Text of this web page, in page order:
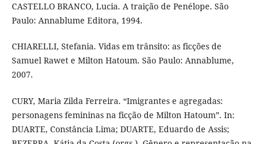
CASTELLO BRANCO, Lucia. A traição de Penélope. São
Paulo: Annablume Editora, 1994.
CHIARELLI, Stefania. Vidas em trânsito: as ficções de
Samuel Rawet e Milton Hatoum. São Paulo: Annablume,
2007.
CURY, Maria Zilda Ferreira. “Imigrantes e agregadas:
personagens femininas na ficção de Milton Hatoum”. In:
DUARTE, Constância Lima; DUARTE, Eduardo de Assis;